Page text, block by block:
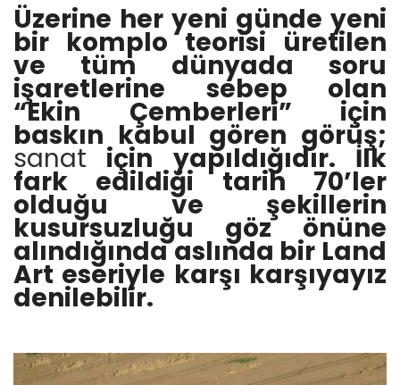
Üzerine her yeni günde yeni
bir komplo teorisi üretilen
ve tüm dünyada soru
işaretlerine sebep olan
“Ekin Çemberleri” için
baskın kabul gören görüş;
sanat için yapıldığıdır. İlk
fark edildiği tarih 70’ler
olduğu ve şekillerin
kusursuzluğu göz önüne
alındığında aslında bir Land
Art eseriyle karşı karşıyayız
denilebilir.